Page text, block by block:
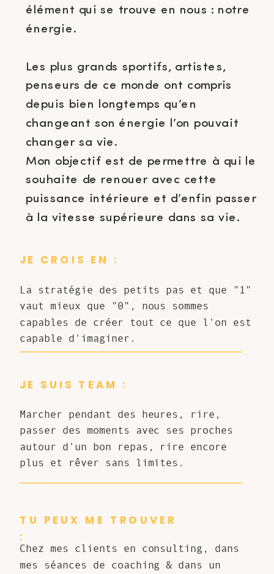
Chez mes clients en consulting, dans
mes séances de coaching & dans un
TU PEUX ME TROUVER
:
Marcher pendant des heures, rire,
passer des moments avec ses proches
autour d'un bon repas, rire encore
plus et rêver sans limites.
JE SUIS TEAM :
La stratégie des petits pas et que "1"
vaut mieux que "0", nous sommes
capables de créer tout ce que l'on est
capable d'imaginer.
JE CROIS EN :
élément qui se trouve en nous : notre
énergie.
Les plus grands sportifs, artistes,
penseurs de ce monde ont compris
depuis bien longtemps qu’en
changeant son énergie l’on pouvait
changer sa vie.
Mon objectif est de permettre à qui le
souhaite de renouer avec cette
puissance intérieure et d’enfin passer
à la vitesse supérieure dans sa vie.